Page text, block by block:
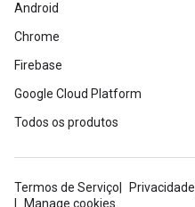
Android
Chrome
Firebase
Google Cloud Platform
Todos os produtos
Termos de Serviço Privacidade
Manage cookies